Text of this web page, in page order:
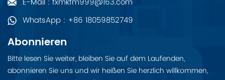
WhatsApp : +86 18059852749
Abonnieren
Bitte lesen Sie weiter, bleiben Sie auf dem Laufenden,
abonnieren Sie uns und wir heißen Sie herzlich willkommen,